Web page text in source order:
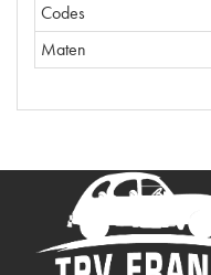
Codes
Maten